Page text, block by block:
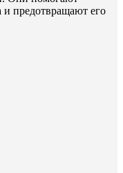
и предотвращают его